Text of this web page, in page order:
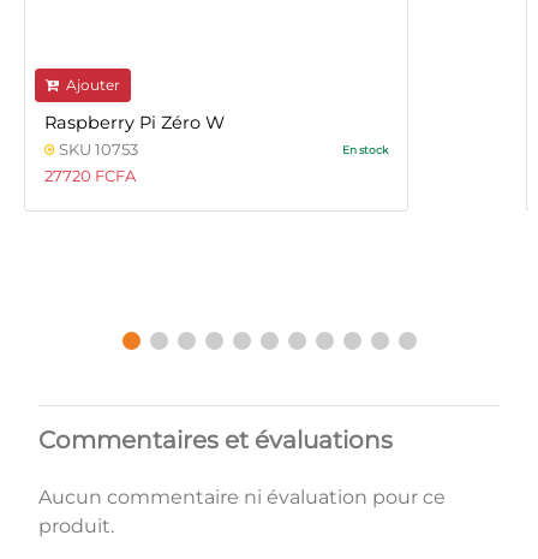
Ajouter
Raspberry Pi Zéro W
SKU 10753 En stock
27720 FCFA
Commentaires et évaluations
Aucun commentaire ni évaluation pour ce
produit.